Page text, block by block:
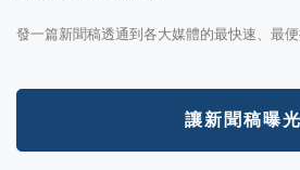
發一篇新聞稿透通到各大媒體的最快速、最便
讓新聞稿曝光